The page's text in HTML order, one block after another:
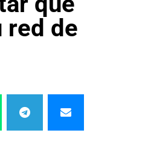
red de